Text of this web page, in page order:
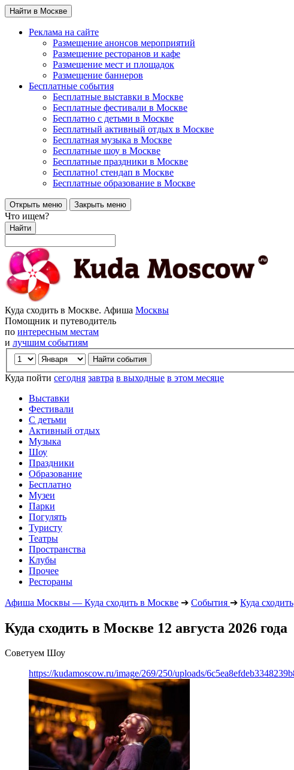
Найти в Москве
Реклама на сайте
Размещение анонсов мероприятий
Размещение ресторанов и кафе
Размещение мест и площадок
Размещение баннеров
Бесплатные события
Бесплатные выставки в Москве
Бесплатные фестивали в Москве
Бесплатно с детьми в Москве
Бесплатный активный отдых в Москве
Бесплатная музыка в Москве
Бесплатные шоу в Москве
Бесплатные праздники в Москве
Бесплатно! стендап в Москве
Бесплатные образование в Москве
Открыть меню Закрыть меню
Что ищем?
Найти
Куда сходить в Москве. Афиша Москвы
Помощник и путеводитель
по интересным местам
и лучшим событиям
Куда пойти сегодня завтра в выходные в этом месяце
Выставки
Фестивали
С детьми
Активный отдых
Музыка
Шоу
Праздники
Образование
Бесплатно
Музеи
Парки
Погулять
Туристу
Театры
Пространства
Клубы
Прочее
Рестораны
Афиша Москвы — Куда сходить в Москве ➔ События ➔ Куда сходить
Куда сходить в Москве 12 августа 2026 года
Советуем Шоу
https://kudamoscow.ru/image/269/250/uploads/